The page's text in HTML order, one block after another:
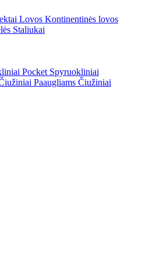
Lovos Kontinentinės lovos
Staliukai
Pocket Spyruokliniai
Paaugliams Čiužiniai